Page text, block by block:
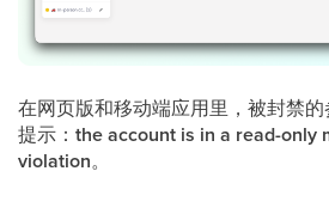
在网页版和移动端应用里，被封禁
提示： theaccount is in a read-only
violation。